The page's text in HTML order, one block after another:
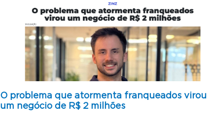
O problema que atormenta franqueados virou
um negócio de R$ 2 milhões